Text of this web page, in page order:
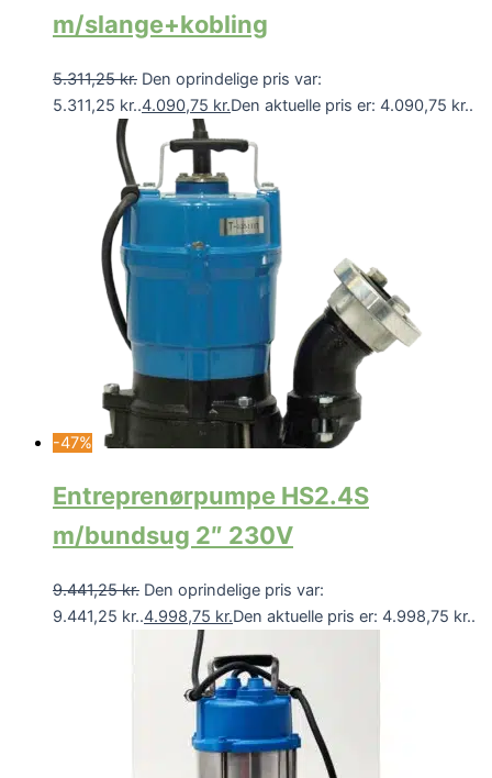
m/slange+kobling
5.311,25kr. Den oprindelige pris var:
5.311,25 kr..4.090,75 kr.Den aktuelle pris er: 4.090,75 kr..
-47%
Entreprenørpumpe HS2.4S
m/bundsug 2″ 230V
9.441,25kr. Den oprindelige pris var:
9.441,25 kr..4.998,75 kr.Den aktuelle pris er: 4.998,75 kr..